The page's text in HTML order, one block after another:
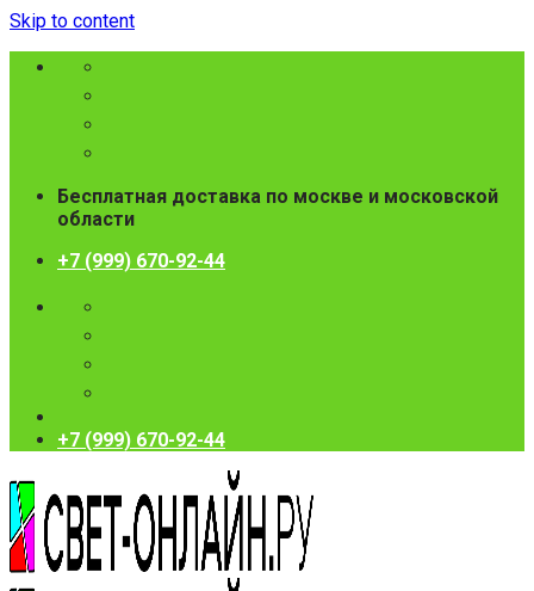
Skip to content
Бесплатная доставка по москве и московской
области
+7 (999) 670-92-44
+7 (999) 670-92-44